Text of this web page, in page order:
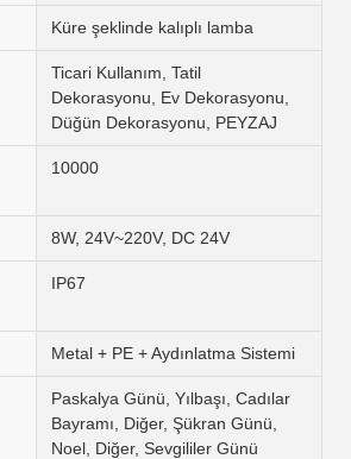
Küre şeklinde kalıplı lamba
Ticari Kullanım, Tatil
Dekorasyonu, Ev Dekorasyonu,
Düğün Dekorasyonu, PEYZAJ
10000
8W, 24V~220V, DC 24V
IP67
Metal + PE + Aydınlatma Sistemi
Paskalya Günü, Yılbaşı, Cadılar
Bayramı, Diğer, Şükran Günü,
Noel, Diğer, Sevgililer Günü